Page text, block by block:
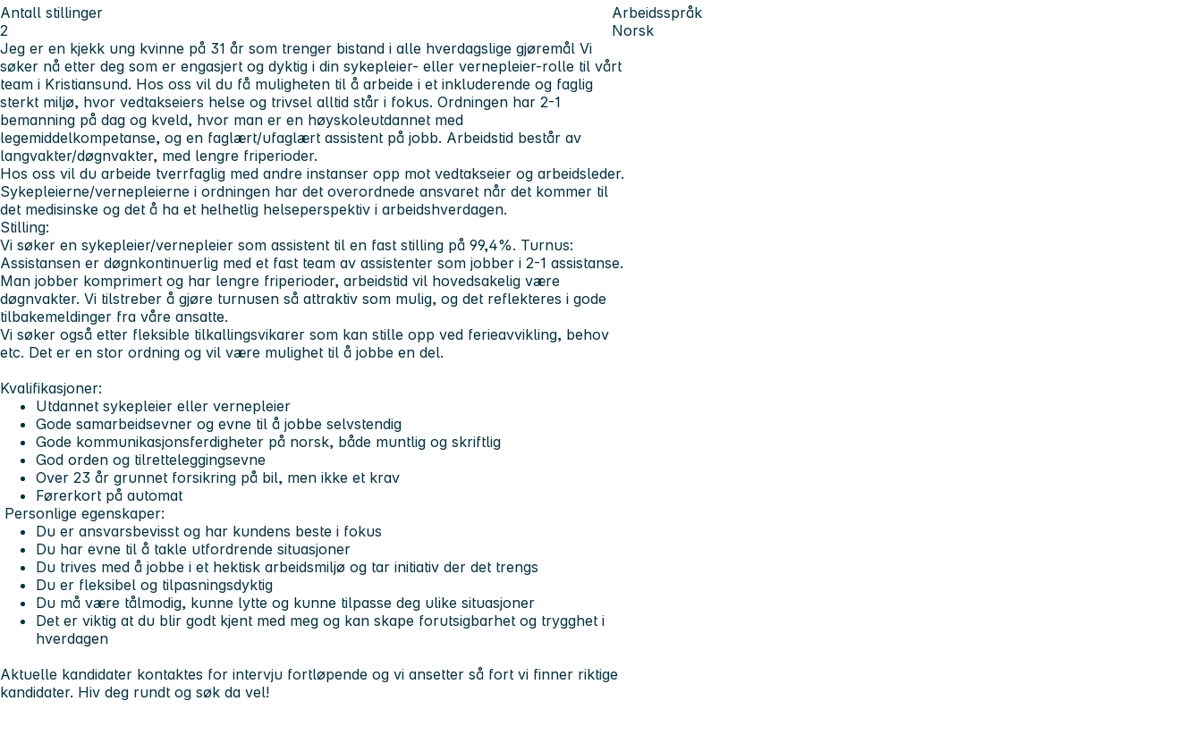
Antall stillinger
2
Arbeidsspråk
Norsk
Jeg er en kjekk ung kvinne på 31 år som trenger bistand i alle hverdagslige gjøremål Vi
søker nå etter deg som er engasjert og dyktig i din sykepleier- eller vernepleier-rolle til vårt
team i Kristiansund. Hos oss vil du få muligheten til å arbeide i et inkluderende og faglig
sterkt miljø, hvor vedtakseiers helse og trivsel alltid står i fokus. Ordningen har 2-1
bemanning på dag og kveld, hvor man er en høyskoleutdannet med
legemiddelkompetanse, og en faglært/ufaglært assistent på jobb. Arbeidstid består av
langvakter/døgnvakter, med lengre friperioder.
Hos oss vil du arbeide tverrfaglig med andre instanser opp mot vedtakseier og arbeidsleder.
Sykepleierne/vernepleierne i ordningen har det overordnede ansvaret når det kommer til
det medisinske og det å ha et helhetlig helseperspektiv i arbeidshverdagen.
Stilling:
Vi søker en sykepleier/vernepleier som assistent til en fast stilling på 99,4%. Turnus:
Assistansen er døgnkontinuerlig med et fast team av assistenter som jobber i 2-1 assistanse.
Man jobber komprimert og har lengre friperioder, arbeidstid vil hovedsakelig være
døgnvakter. Vi tilstreber å gjøre turnusen så attraktiv som mulig, og det reflekteres i gode
tilbakemeldinger fra våre ansatte.
Vi søker også etter fleksible tilkallingsvikarer som kan stille opp ved ferieavvikling, behov
etc. Det er en stor ordning og vil være mulighet til å jobbe en del.
Kvalifikasjoner:
Utdannet sykepleier eller vernepleier
Gode samarbeidsevner og evne til å jobbe selvstendig
Gode kommunikasjonsferdigheter på norsk, både muntlig og skriftlig
God orden og tilretteleggingsevne
Over 23 år grunnet forsikring på bil, men ikke et krav
Førerkort på automat
Personlige egenskaper:
Du er ansvarsbevisst og har kundens beste i fokus
Du har evne til å takle utfordrende situasjoner
Du trives med å jobbe i et hektisk arbeidsmiljø og tar initiativ der det trengs
Du er fleksibel og tilpasningsdyktig
Du må være tålmodig, kunne lytte og kunne tilpasse deg ulike situasjoner
Det er viktig at du blir godt kjent med meg og kan skape forutsigbarhet og trygghet i
hverdagen
Aktuelle kandidater kontaktes for intervju fortløpende og vi ansetter så fort vi finner riktige
kandidater. Hiv deg rundt og søk da vel!